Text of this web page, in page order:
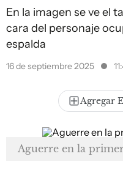
En la imagen se ve el
cara del personaje
espalda
16 de septiembre 2025
Agregar
Aguerre en la